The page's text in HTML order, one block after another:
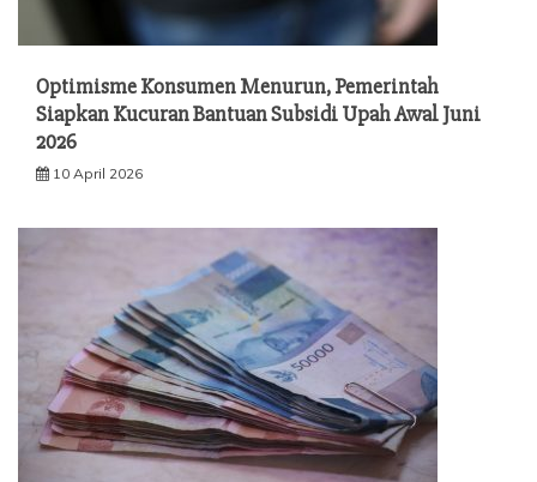
Optimisme Konsumen Menurun, Pemerintah
Siapkan Kucuran Bantuan Subsidi Upah Awal Juni
2026
10 April 2026